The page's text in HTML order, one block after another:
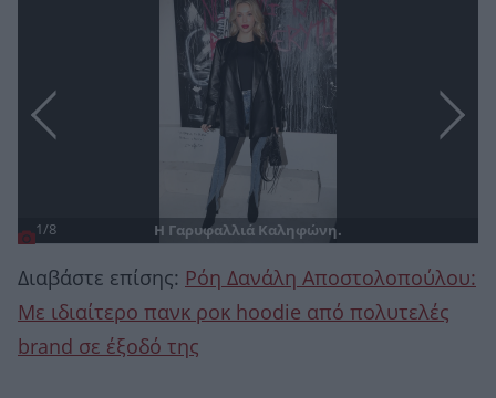
H Γαρυφαλλιά Καληφώνη.
1/8
Διαβάστε επίσης: Ρόη Δανάλη Αποστολοπούλου:
Με ιδιαίτερο πανκ ροκ hoodie από πολυτελές
brand σε έξοδό της